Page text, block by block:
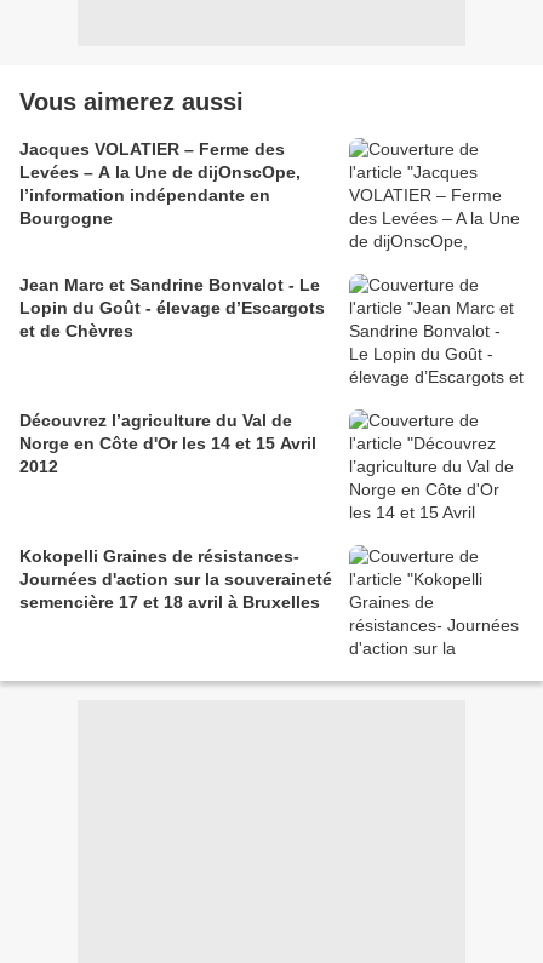
Vous aimerez aussi
Jacques VOLATIER – Ferme des
Levées – A la Une de dijOnscOpe,
l’information indépendante en
Bourgogne
Jean Marc et Sandrine Bonvalot - Le
Lopin du Goût - élevage d’Escargots
et de Chèvres
Découvrez l’agriculture du Val de
Norge en Côte d'Or les 14 et 15 Avril
2012
Kokopelli Graines de résistances-
Journées d'action sur la souveraineté
semencière 17 et 18 avril à Bruxelles